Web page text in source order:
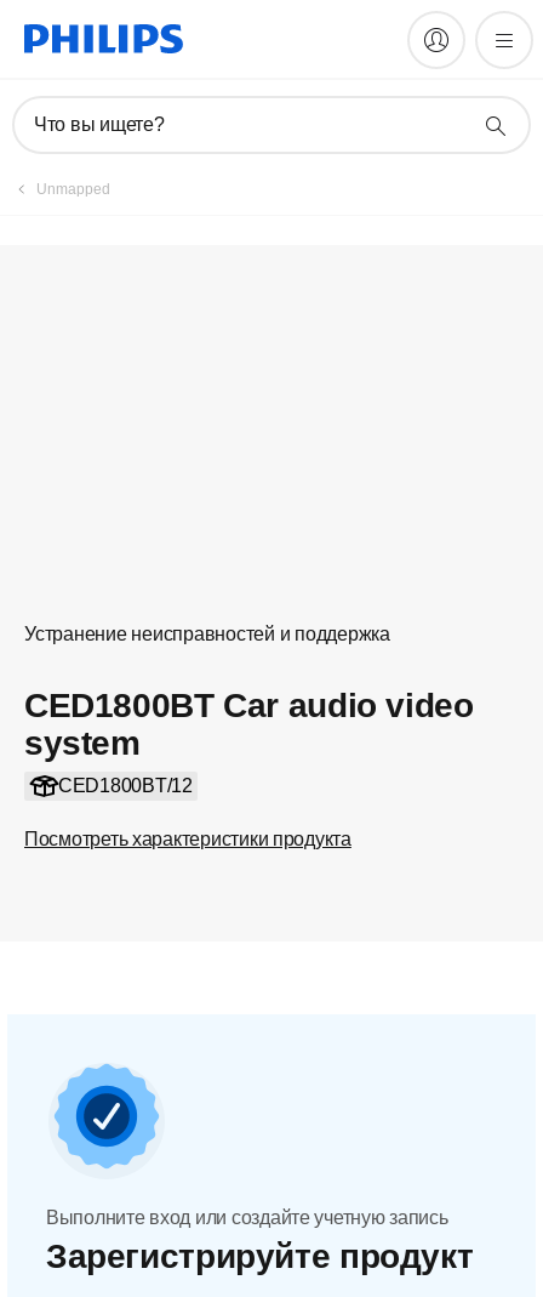
Что вы ищете?
Unmapped
Устранение неисправностей и поддержка
CED1800BT Car audio video
system
CED1800BT/12
Посмотреть характеристики продукта
Зарегистрировать продукт
Выполните вход или создайте учетную запись
Зарегистрируйте продукт